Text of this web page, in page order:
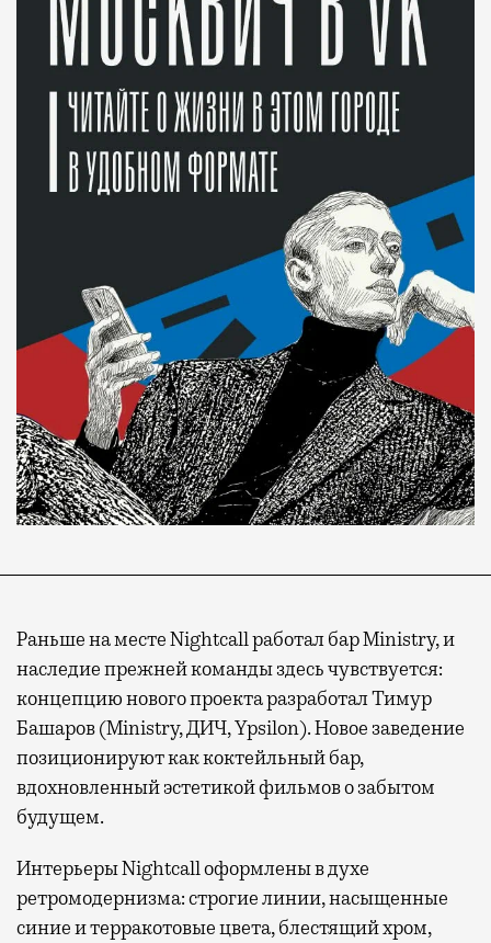
Раньше на месте Nightcall работал бар Ministry, и
наследие прежней команды здесь чувствуется:
концепцию нового проекта разработал Тимур
Башаров (Ministry, ДИЧ, Ypsilon). Новое заведение
позиционируют как коктейльный бар,
вдохновленный эстетикой фильмов о забытом
будущем.
Интерьеры Nightcall оформлены в духе
ретромодернизма: строгие линии, насыщенные
синие и терракотовые цвета, блестящий хром,